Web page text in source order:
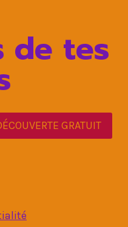
de tes
GRATUIT